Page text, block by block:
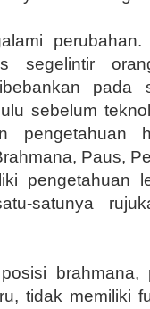
segelintir
pada
sebelum
Paus,
pengetahuan
satunya
tidak memiliki